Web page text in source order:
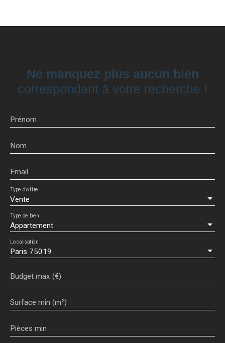
Ne manquez plus aucun bien
correspondant à votre recherche !
Prénom
Nom
Email
Vente
Type d'offre
Appartement
Type de bien
Paris 75019
Localisation
Budget max (€)
Surface min (m²)
Pièces min